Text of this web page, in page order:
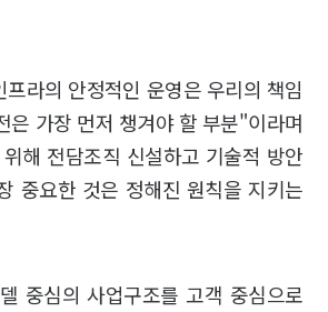
라의 안정적인 운영은 우리의 책임
은 가장 먼저 챙겨야 할 부분"이라며
해 전담조직 신설하고 기술적 방안
중요한 것은 정해진 원칙을 지키는
중심의 사업구조를 고객 중심으로